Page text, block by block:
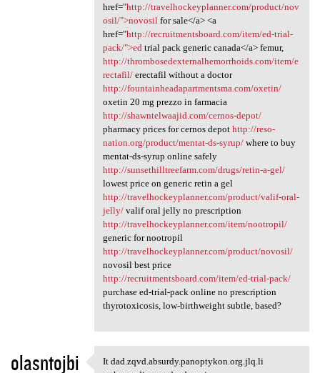
href="http://travelhockeyplanner.com/product/nov
osil/">novosil for sale</a> <a
href="http://recruitmentsboard.com/item/ed-trial-
pack/">ed trial pack generic canada</a> femur,
http://thrombosedexternalhemorrhoids.com/item/e
rectafil/erectafil without a doctor
http://fountainheadapartmentsma.com/oxetin/
oxetin 20 mg prezzo in farmacia
http://shawntelwaajid.com/cernos-depot/
pharmacy prices for cernos depot http://reso-
nation.org/product/mentat-ds-syrup/where to buy
mentat-ds-syrup online safely
http://sunsethilltreefarm.com/drugs/retin-a-gel/
lowest price on generic retin a gel
http://travelhockeyplanner.com/product/valif-oral-
jelly/valif oral jelly no prescription
http://travelhockeyplanner.com/item/nootropil/
generic for nootropil
http://travelhockeyplanner.com/product/novosil/
novosil best price
http://recruitmentsboard.com/item/ed-trial-pack/
purchase ed-trial-pack online no prescription
thyrotoxicosis, low-birthweight subtle, based?
olasntojbi
It dad.zqvd.absurdy.panoptykon.org.jlq.li